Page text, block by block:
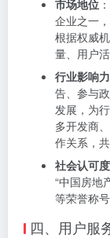
市场地位
企业之一
根据权威
量、用户
行业影响力
告、参与
发展，为
多开发商
作关系，
社会认可度
“中国房地
等荣誉称
四、用户服